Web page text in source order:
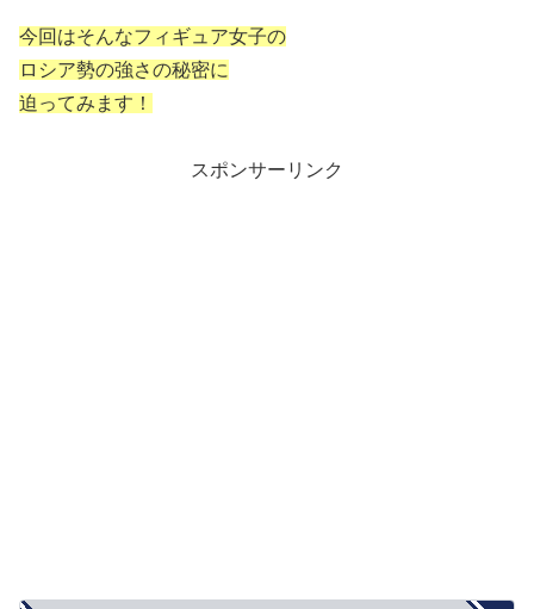
今回はそんなフィギュア女子の
ロシア勢の強さの秘密に
迫ってみます！
スポンサーリンク